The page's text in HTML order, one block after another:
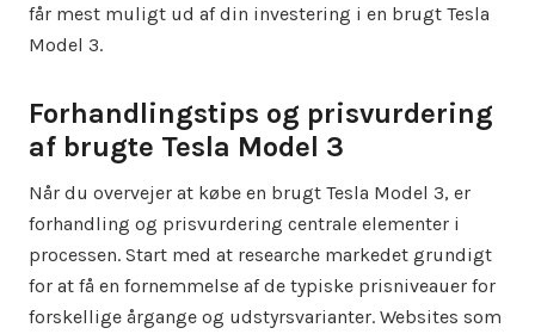
får mest muligt ud af din investering i en brugt Tesla
Model 3.
Forhandlingstips og prisvurdering
af brugte Tesla Model 3
Når du overvejer at købe en brugt Tesla Model 3, er
forhandling og prisvurdering centrale elementer i
processen. Start med at researche markedet grundigt
for at få en fornemmelse af de typiske prisniveauer for
forskellige årgange og udstyrsvarianter. Websites som